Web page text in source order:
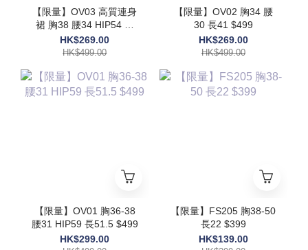
【限量】OV03 高質連身
裙 胸38 腰34 HIP54 長
48 $499
HK$269.00
HK$499.00
【限量】OV02 胸34 腰
30 長41 $499
HK$269.00
HK$499.00
【限量】OV01 胸36-38
腰31 HIP59 長51.5 $499
HK$299.00
【限量】FS205 胸38-50
長22 $399
HK$139.00